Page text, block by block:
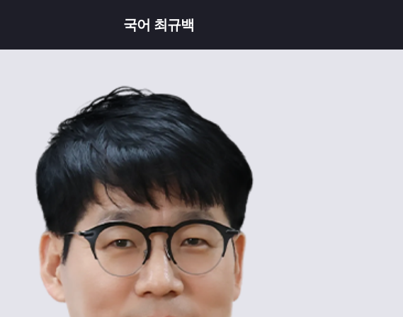
국어 최규백